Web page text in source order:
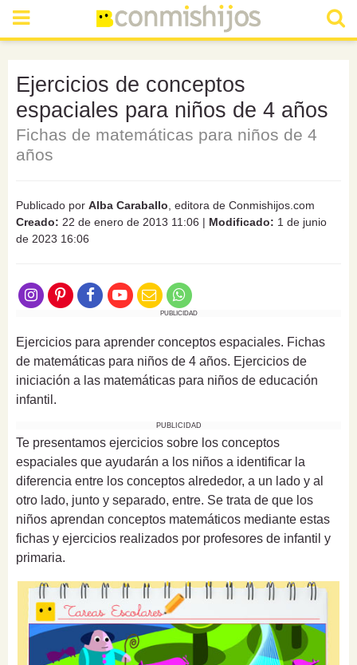
Ejercicios de conceptos
espaciales para niños de 4 años
Fichas de matemáticas para niños de 4
años
Publicado por Alba Caraballo , editora de Conmishijos.com
Creado: 22 de enero de 2013 11:06 | Modificado: 1 de junio
de 2023 16:06
PUBLICIDAD
Ejercicios para aprender conceptos espaciales. Fichas
de matemáticas para niños de 4 años. Ejercicios de
iniciación a las matemáticas para niños de educación
infantil.
PUBLICIDAD
Te presentamos ejercicios sobre los conceptos
espaciales que ayudarán a los niños a identificar la
diferencia entre los conceptos alrededor, a un lado y al
otro lado, junto y separado, entre. Se trata de que los
niños aprendan conceptos matemáticos mediante estas
fichas y ejercicios realizados por profesores de infantil y
primaria.